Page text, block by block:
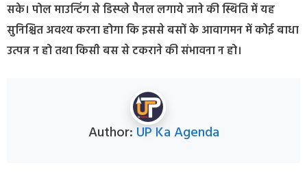
सके। पोल माउन्टिंग से डिस्प्ले पैनल लगाये जाने की स्थिति में यह
सुनिश्चित अवश्य करना होगा कि इससे बसों के आवागमन में कोई बाधा
उत्पन्न न हो तथा किसी बस से टकराने की संभावना न हो।
Author: UP Ka Agenda